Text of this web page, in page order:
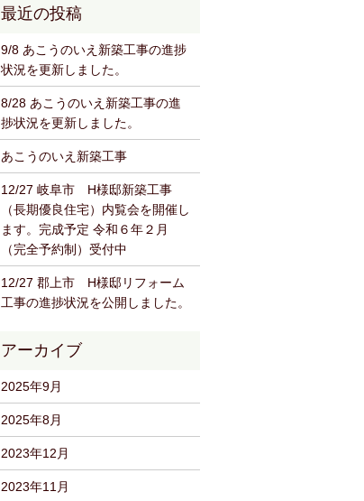
9/8 あこうのいえ新築工事の進捗
状況を更新しました。
8/28 あこうのいえ新築工事の進
捗状況を更新しました。
あこうのいえ新築工事
12/27 岐阜市 H様邸新築工事
（長期優良住宅）内覧会を開催し
ます。完成予定 令和６年２月
（完全予約制）受付中
12/27 郡上市 H様邸リフォーム
工事の進捗状況を公開しました。
2025年9月
2025年8月
2023年12月
2023年11月